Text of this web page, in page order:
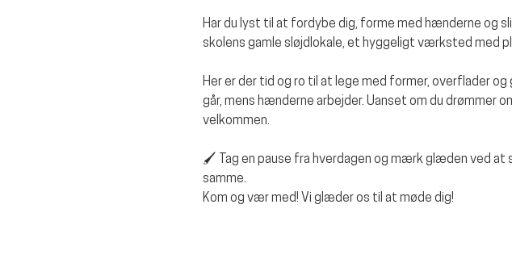
Har du lyst til at fordybe dig, forme med hænderne og
skolens gamle sløjdlokale, et hyggeligt værksted med
Her er der tid og ro til at lege med former, overflader
går, mens hænderne arbejder. Uanset om du drømmer
velkommen.
🖌️ Tag en pause fra hverdagen og mærk glæden ved at
samme.
Kom og vær med! Vi glæder os til at møde dig!